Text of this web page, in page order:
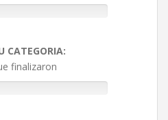
CATEGORIA:
finalizaron